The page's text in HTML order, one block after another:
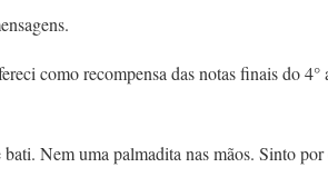
como recompensa das notas finais do 4°
Nem uma palmadita nas mãos. Sinto por